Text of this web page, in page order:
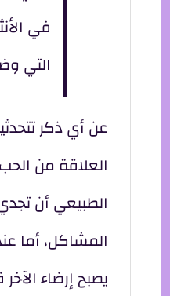
في
التي
عن أي ذكر
العلاقة من
الطبيعي أن
المشاكل، أما
يصبح إرضاء